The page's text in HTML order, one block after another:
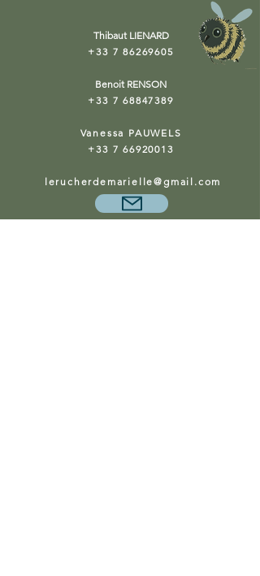
Thibaut LIENARD
+33 7 86269605
Benoit RENSON
+33 7 68847389
Vanessa PAUWELS
+33 7 66920013
lerucherdemarielle@gmail.com